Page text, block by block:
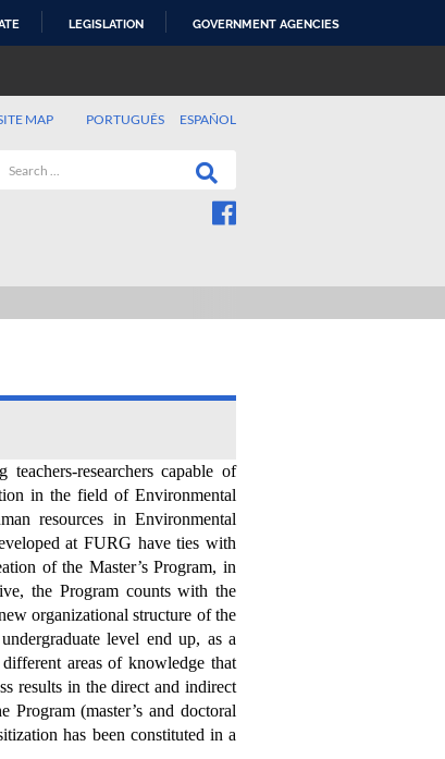
LEGISLATION GOVERNMENT AGENCIES
PORTUGUÊS ESPAÑOL
MAP
researchers capable of
in the field of Environmental
resources in Environmental
at FURG have ties with
of the Master’s Program, in
the Program counts with the
organizational structure of the
level end up, as a
areas of knowledge that
results in the direct and indirect
(master’s and doctoral
has been constituted in a